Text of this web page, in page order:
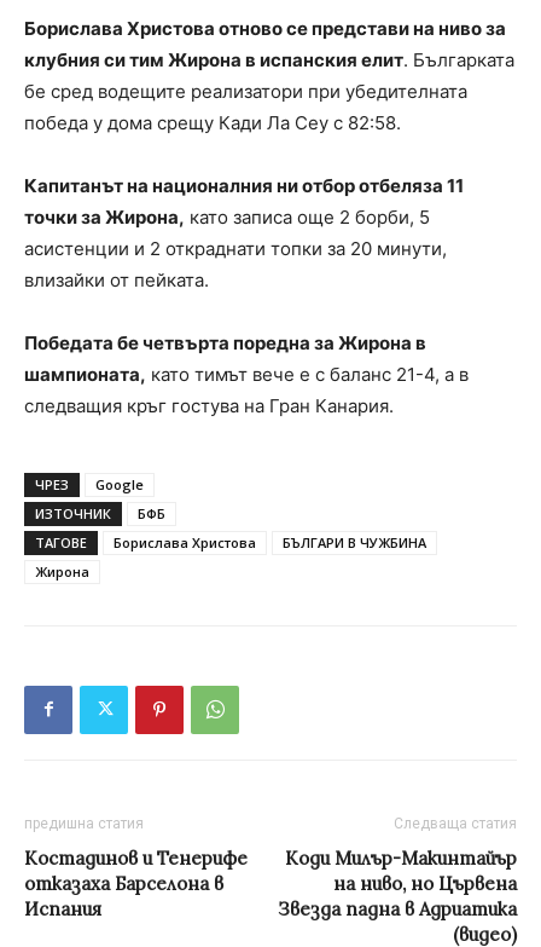
Борислава Христова отново се представи на ниво за
клубния си тим Жирона в испанския елит. Българката
бе сред водещите реализатори при убедителната
победа у дома срещу Кади Ла Сеу с 82:58.
Капитанът на националния ни отбор отбеляза 11
точки за Жирона, като записа още 2 борби, 5
асистенции и 2 откраднати топки за 20 минути,
влизайки от пейката.
Победата бе четвърта поредна за Жирона в
шампионата, като тимът вече е с баланс 21-4, а в
следващия кръг гостува на Гран Канария.
ЧРЕЗ
Google
ИЗТОЧНИК
БФБ
ТАГОВЕ
Борислава Христова
БЪЛГАРИ В ЧУЖБИНА
Жирона
предишна статия
Костадинов и Тенерифе
отказаха Барселона в
Испания
Следваща статия
Коди Милър-Макинтайър
на ниво, но Цървена
Звезда падна в Адриатика
(видео)